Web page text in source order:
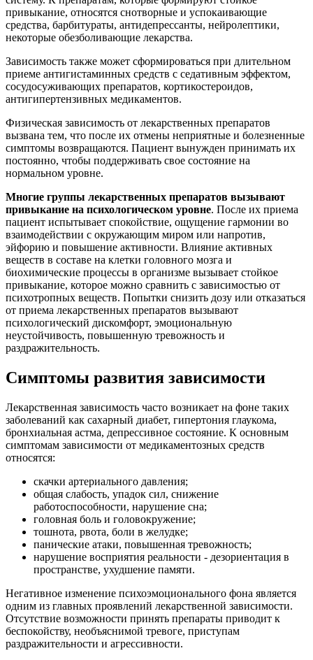
привыкание, относятся снотворные и успокаивающие
средства, барбитураты, антидепрессанты, нейролептики,
некоторые обезболивающие лекарства.
Зависимость также может сформироваться при длительном
приеме антигистаминных средств с седативным эффектом,
сосудосуживающих препаратов, кортикостероидов,
антигипертензивных медикаментов.
Физическая зависимость от лекарственных препаратов
вызвана тем, что после их отмены неприятные и болезненные
симптомы возвращаются. Пациент вынужден принимать их
постоянно, чтобы поддерживать свое состояние на
нормальном уровне.
Многие группы лекарственных препаратов вызывают
привыкание на психологическом уровне. После их приема
пациент испытывает спокойствие, ощущение гармонии во
взаимодействии с окружающим миром или напротив,
эйфорию и повышение активности. Влияние активных
веществ в составе на клетки головного мозга и
биохимические процессы в организме вызывает стойкое
привыкание, которое можно сравнить с зависимостью от
психотропных веществ. Попытки снизить дозу или отказаться
от приема лекарственных препаратов вызывают
психологический дискомфорт, эмоциональную
неустойчивость, повышенную тревожность и
раздражительность.
Симптомы развития зависимости
Лекарственная зависимость часто возникает на фоне таких
заболеваний как сахарный диабет, гипертония глаукома,
бронхиальная астма, депрессивное состояние. К основным
симптомам зависимости от медикаментозных средств
относятся:
скачки артериального давления;
общая слабость, упадок сил, снижение
работоспособности, нарушение сна;
головная боль и головокружение;
тошнота, рвота, боли в желудке;
панические атаки, повышенная тревожность;
нарушение восприятия реальности - дезориентация в
пространстве, ухудшение памяти.
Негативное изменение психоэмоционального фона является
одним из главных проявлений лекарственной зависимости.
Отсутствие возможности принять препараты приводит к
беспокойству, необъяснимой тревоге, приступам
раздражительности и агрессивности.